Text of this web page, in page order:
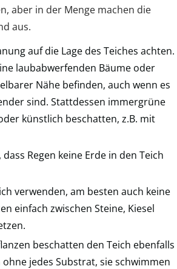
aber in der Menge machen die
aus.
auf die Lage des Teiches achten.
laubabwerfenden Bäume oder
Nähe befinden, auch wenn es
sind. Stattdessen immergrüne
künstlich beschatten, z.B. mit
Regen keine Erde in den Teich
verwenden, am besten auch keine
einfach zwischen Steine, Kiesel
beschatten den Teich ebenfalls
jedes Substrat, sie schwimmen